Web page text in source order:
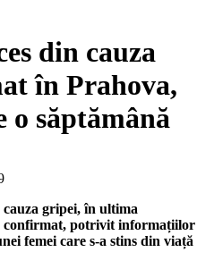
din cauza
în Prahova,
săptămână
gripei, în ultima
confirmat, potrivit informațiilor
femei care s-a stins din viață